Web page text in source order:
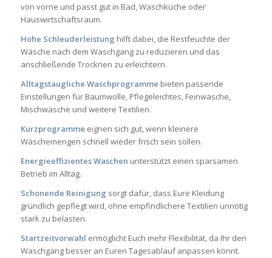
von vorne und passt gut in Bad, Waschküche oder
Hauswirtschaftsraum.
Hohe Schleuderleistung hilft dabei, die Restfeuchte der
Wäsche nach dem Waschgang zu reduzieren und das
anschließende Trocknen zu erleichtern.
Alltagstaugliche Waschprogramme bieten passende
Einstellungen für Baumwolle, Pflegeleichtes, Feinwäsche,
Mischwäsche und weitere Textilien.
Kurzprogramme eignen sich gut, wenn kleinere
Wäschemengen schnell wieder frisch sein sollen.
Energieeffizientes Waschen unterstützt einen sparsamen
Betrieb im Alltag.
Schonende Reinigung sorgt dafür, dass Eure Kleidung
gründlich gepflegt wird, ohne empfindlichere Textilien unnötig
stark zu belasten.
Startzeitvorwahl ermöglicht Euch mehr Flexibilität, da Ihr den
Waschgang besser an Euren Tagesablauf anpassen könnt.